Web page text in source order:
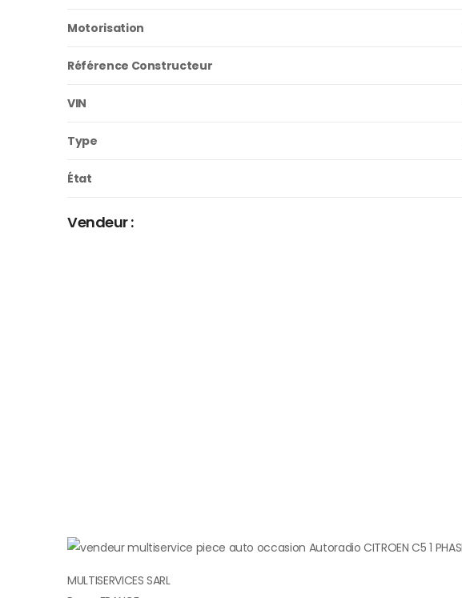
Motorisation
Référence Constructeur
VIN
Type
État
Vendeur :
MULTISERVICES SARL